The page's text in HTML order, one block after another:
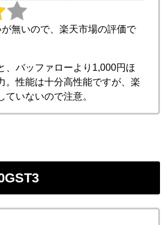
無いので、楽天市場の評価で
、バッファローより1,000円ほ
。性能は十分高性能ですが、楽
ていないので注意。